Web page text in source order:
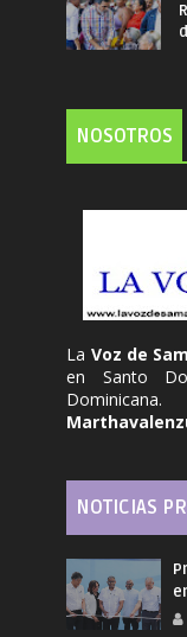
NOSOTROS
La Voz de
en Santo
Dominicana.
NOTICIAS